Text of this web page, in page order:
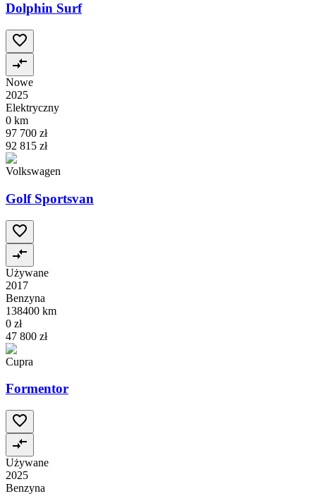
Dolphin Surf
Nowe
2025
Elektryczny
0 km
97 700 zł
92 815 zł
Volkswagen
Golf Sportsvan
Używane
2017
Benzyna
138400 km
0 zł
47 800 zł
Cupra
Formentor
Używane
2025
Benzyna